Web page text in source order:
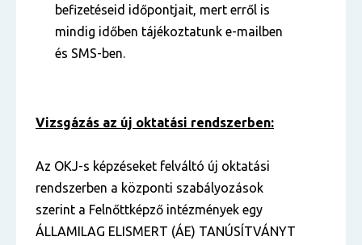
befizetéseid időpontjait, mert erről is
mindig időben tájékoztatunk e-mailben
és SMS-ben.
Vizsgázás az új oktatási rendszerben:
Az OKJ-s képzéseket felváltó új oktatási
rendszerben a központi szabályozások
szerint a Felnőttképző intézmények egy
ÁLLAMILAG ELISMERT (ÁE) TANÚSÍTVÁNYT